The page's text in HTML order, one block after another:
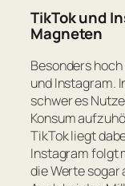
TikTok und
Magneten
Besonders
und Instagram.
schwer es
Konsum
TikTok liegt
Instagram folgt
die Werte sogar